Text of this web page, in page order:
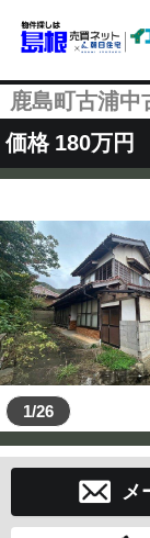
鹿島町古浦中
価格 180万円
1/26
メ